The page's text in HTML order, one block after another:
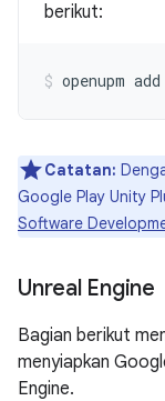
berikut:
openupm add
Catatan:
Google Play Unity
Software
Unreal Engine
Bagian berikut
menyiapkan
Engine.